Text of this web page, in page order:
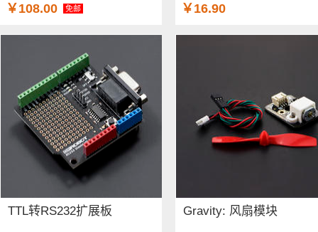
￥108.00 免邮 ￥16.90
TTL转RS232扩展板 Gravity: 风扇模块